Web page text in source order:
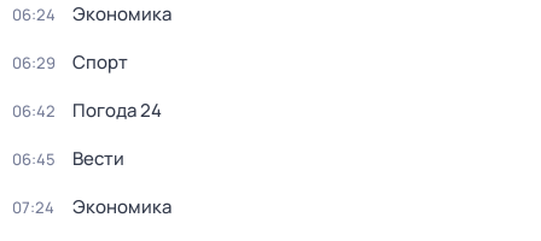
06:24 Экономика
06:29 Спорт
06:42 Погода 24
06:45 Вести
07:24 Экономика